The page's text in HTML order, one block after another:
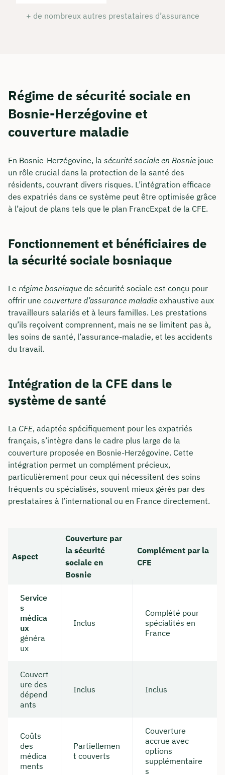
+ de nombreux autres prestataires d’assurance
Régime de sécurité sociale en
Bosnie-Herzégovine et
couverture maladie
En Bosnie-Herzégovine, la sécurité sociale en Bosnie joue
un rôle crucial dans la protection de la santé des
résidents, couvrant divers risques. L’intégration efficace
des expatriés dans ce système peut être optimisée grâce
à l’ajout de plans tels que le plan FrancExpat de la CFE.
Fonctionnement et bénéficiaires de
la sécurité sociale bosniaque
Le régime bosniaque de sécurité sociale est conçu pour
offrir une couverture d’assurance maladie exhaustive aux
travailleurs salariés et à leurs familles. Les prestations
qu’ils reçoivent comprennent, mais ne se limitent pas à,
les soins de santé, l’assurance-maladie, et les accidents
du travail.
Intégration de la CFE dans le
système de santé
La CFE, adaptée spécifiquement pour les expatriés
français, s’intègre dans le cadre plus large de la
couverture proposée en Bosnie-Herzégovine. Cette
intégration permet un complément précieux,
particulièrement pour ceux qui nécessitent des soins
fréquents ou spécialisés, souvent mieux gérés par des
prestataires à l’international ou en France directement.
Aspect
Couverture par
la sécurité
sociale en
Bosnie
Complément par la
CFE
Service
s
médica
ux
généra
ux
Inclus
Complété pour
spécialités en
France
Couvert
ure des
dépend
ants
Inclus Inclus
Coûts
des
médica
ments
Partiellemen
t couverts
Couverture
accrue avec
options
supplémentaire
s